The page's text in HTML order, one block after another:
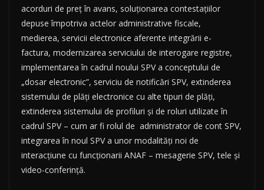
acorduri de preț în avans, soluționarea contestațiilor
depuse împotriva actelor administrative fiscale,
medierea, servicii electronice aferente integrării e-
factura, modernizarea serviciului de interogare registre,
implementarea în cadrul noului SPV a conceptului de
„dosar electronic”, serviciu de notificări SPV, extinderea
sistemului de plăți electronice cu alte tipuri de plăți,
extinderea sistemului de profiluri și de roluri utilizate în
cadrul SPV – cum ar fi rolul de administrator de cont SPV,
integrarea în noul SPV a unor modalități noi de
interacțiune cu funcționarii ANAF – mesagerie SPV, tele și
video-conferință.